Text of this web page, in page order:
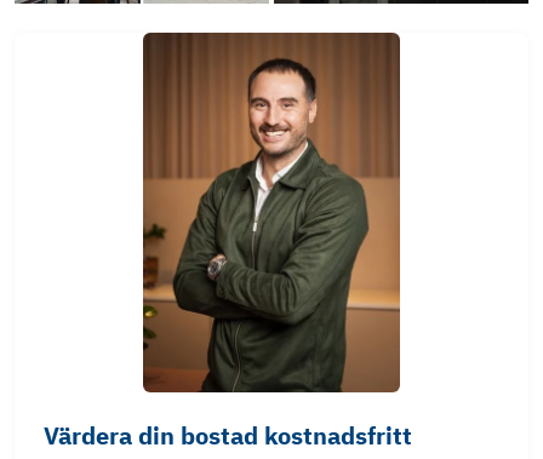
Värdera din bostad kostnadsfritt